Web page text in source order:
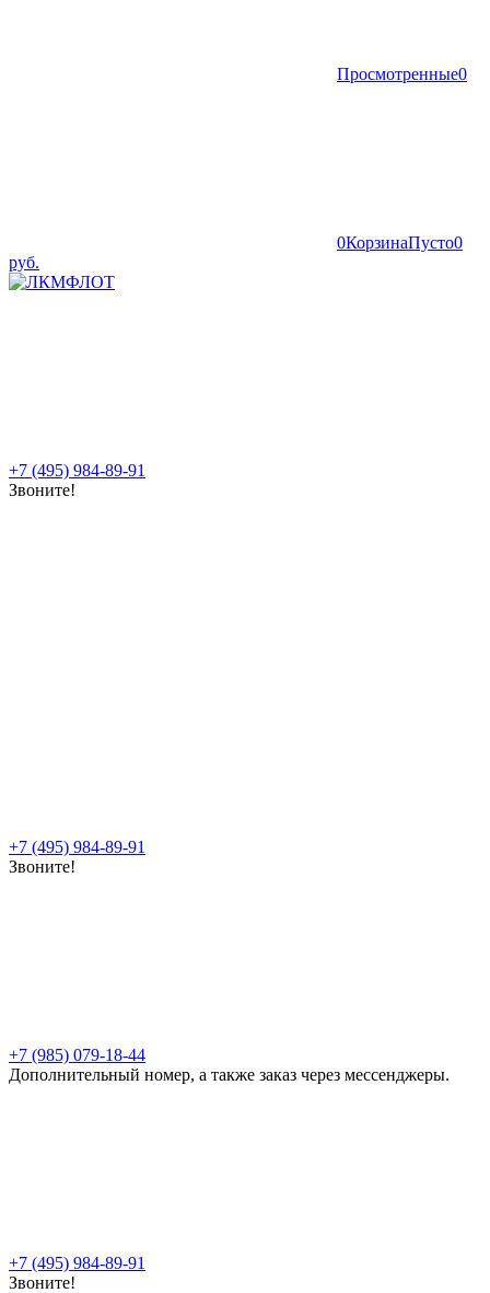
Просмотренные0
0КорзинаПусто0
руб.
+7 (495) 984-89-91
Звоните!
+7 (495) 984-89-91
Звоните!
+7 (985) 079-18-44
Дополнительный номер, а также заказ через мессенджеры.
+7 (495) 984-89-91
Звоните!